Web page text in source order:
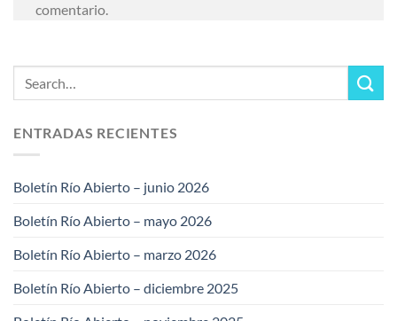
comentario.
ENTRADAS RECIENTES
Boletín Río Abierto – junio 2026
Boletín Río Abierto – mayo 2026
Boletín Río Abierto – marzo 2026
Boletín Río Abierto – diciembre 2025